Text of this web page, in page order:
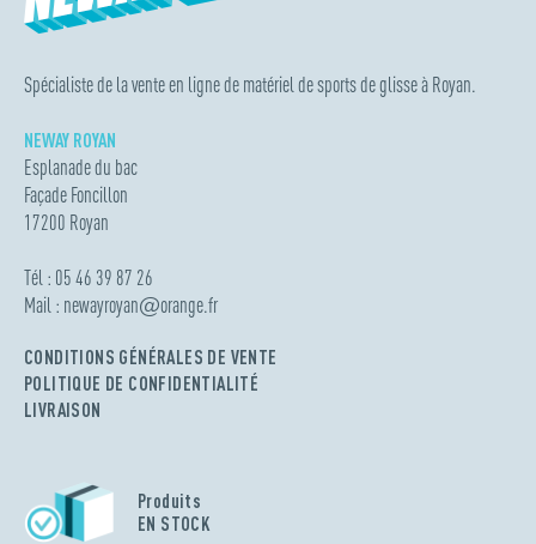
Spécialiste de la vente en ligne de matériel de sports de glisse à Royan.
NEWAY ROYAN
Esplanade du bac
Façade Foncillon
17200 Royan
Tél : 05 46 39 87 26
Mail : newayroyan@orange.fr
CONDITIONS GÉNÉRALES DE VENTE
POLITIQUE DE CONFIDENTIALITÉ
LIVRAISON
Produits
EN STOCK